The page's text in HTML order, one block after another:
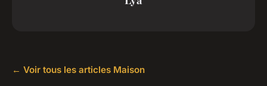
← Voir tous les articles Maison